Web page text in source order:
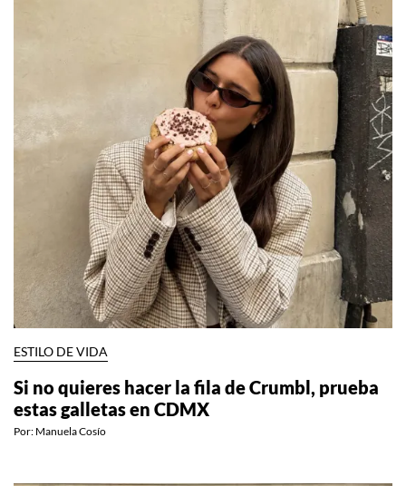
ESTILO DE VIDA
Si no quieres hacer la fila de Crumbl, prueba
estas galletas en CDMX
Por: Manuela Cosío